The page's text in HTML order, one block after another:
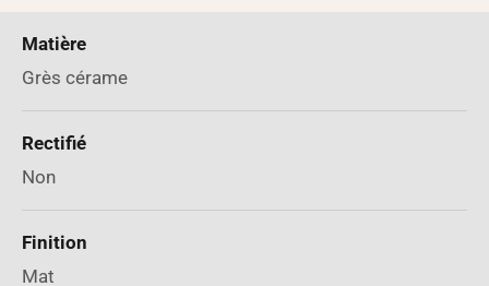
Matière
Grès cérame
Rectifié
Non
Finition
Mat